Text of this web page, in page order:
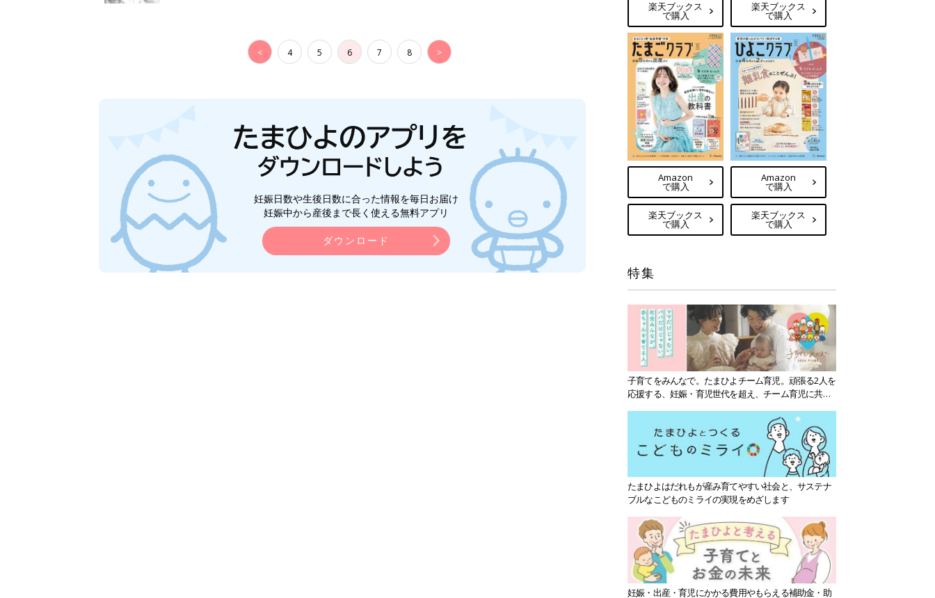
< 4 5 6 7 8 >
妊娠日数や生後日数に合った情報を毎日お届け
妊娠中から産後まで長く使える無料アプリ
ダウンロード
楽天ブックス
で購入
楽天ブックス
で購入
Amazon
で購入
楽天ブックス
で購入
Amazon
で購入
楽天ブックス
で購入
特集
子育てをみんなで。たまひよチーム育児。頑張る2人を
応援する、妊娠・育児世代を超え、チーム育児に共感
たまひよはだれもが産み育てやすい社会と、サステナ
ブルなこどものミライの実現をめざします
妊娠・出産・育児にかかる費用やもらえる補助金・助